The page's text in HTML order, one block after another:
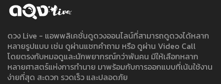
ดวง Live - แอพพลิเคชั่นดูดวงออนไลน์ที่สามารถดูดวงได้หลาก
หลายรูปแบบ เช่น ดูผ่านแชทคำถาม หรือ ดูผ่าน Video Call
โดยตรงกับหมอดูและนักพยากรณ์กว่าพันคน มีให้เลือกหลาก
หลายศาสตร์แห่งการทำนาย มาพร้อมกับการออกแบบที่เน้นใช้งาน
ง่ายที่สุด สะดวก รวดเร็ว และปลอดภัย